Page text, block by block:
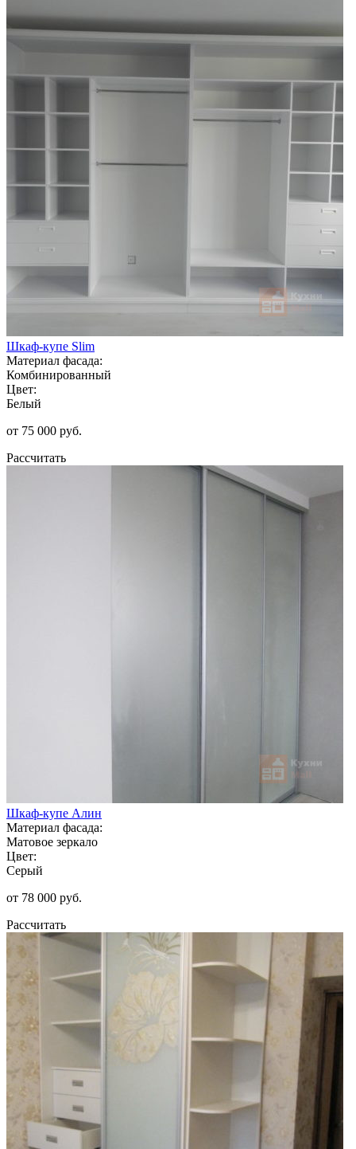
Шкаф-купе Slim
Материал фасада:
Комбинированный
Цвет:
Белый
от 75 000 руб.
Рассчитать
Шкаф-купе Алин
Материал фасада:
Матовое зеркало
Цвет:
Серый
от 78 000 руб.
Рассчитать